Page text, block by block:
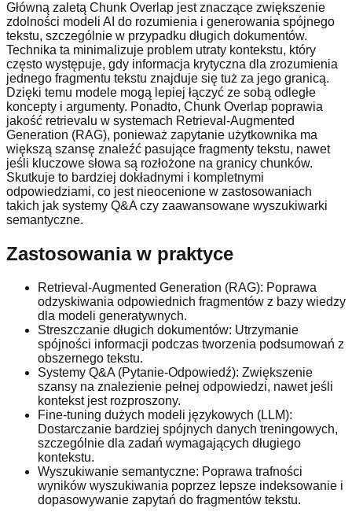
Główną zaletą Chunk Overlap jest znaczące zwiększenie
zdolności modeli AI do rozumienia i generowania spójnego
tekstu, szczególnie w przypadku długich dokumentów.
Technika ta minimalizuje problem utraty kontekstu, który
często występuje, gdy informacja krytyczna dla zrozumienia
jednego fragmentu tekstu znajduje się tuż za jego granicą.
Dzięki temu modele mogą lepiej łączyć ze sobą odległe
koncepty i argumenty. Ponadto, Chunk Overlap poprawia
jakość retrievalu w systemach Retrieval-Augmented
Generation (RAG), ponieważ zapytanie użytkownika ma
większą szansę znaleźć pasujące fragmenty tekstu, nawet
jeśli kluczowe słowa są rozłożone na granicy chunków.
Skutkuje to bardziej dokładnymi i kompletnymi
odpowiedziami, co jest nieocenione w zastosowaniach
takich jak systemy Q&A czy zaawansowane wyszukiwarki
semantyczne.
Zastosowania w praktyce
Retrieval-Augmented Generation (RAG): Poprawa
odzyskiwania odpowiednich fragmentów z bazy wiedzy
dla modeli generatywnych.
Streszczanie długich dokumentów: Utrzymanie
spójności informacji podczas tworzenia podsumowań z
obszernego tekstu.
Systemy Q&A (Pytanie-Odpowiedź): Zwiększenie
szansy na znalezienie pełnej odpowiedzi, nawet jeśli
kontekst jest rozproszony.
Fine-tuning dużych modeli językowych (LLM):
Dostarczanie bardziej spójnych danych treningowych,
szczególnie dla zadań wymagających długiego
kontekstu.
Wyszukiwanie semantyczne: Poprawa trafności
wyników wyszukiwania poprzez lepsze indeksowanie i
dopasowywanie zapytań do fragmentów tekstu.